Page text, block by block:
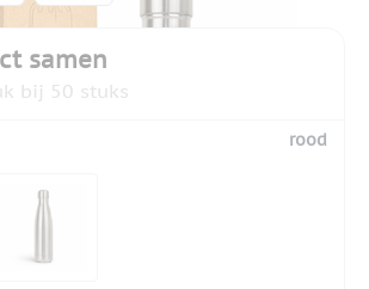
samen
bij 50 stuks
rood